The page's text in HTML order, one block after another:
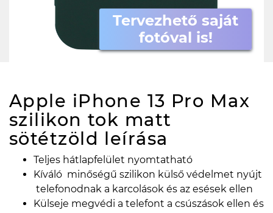
Tervezhető saját
fotóval is!
Apple iPhone 13 Pro Max
szilikon tok matt
sötétzöld leírása
Teljes hátlapfelület nyomtatható
Kíváló minőségű szilikon külső védelmet nyújt
telefonodnak a karcolások és az esések ellen
Külseje megvédi a telefont a csúszások ellen és